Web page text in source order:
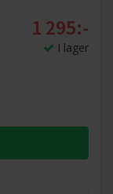
1 295:-
I lager